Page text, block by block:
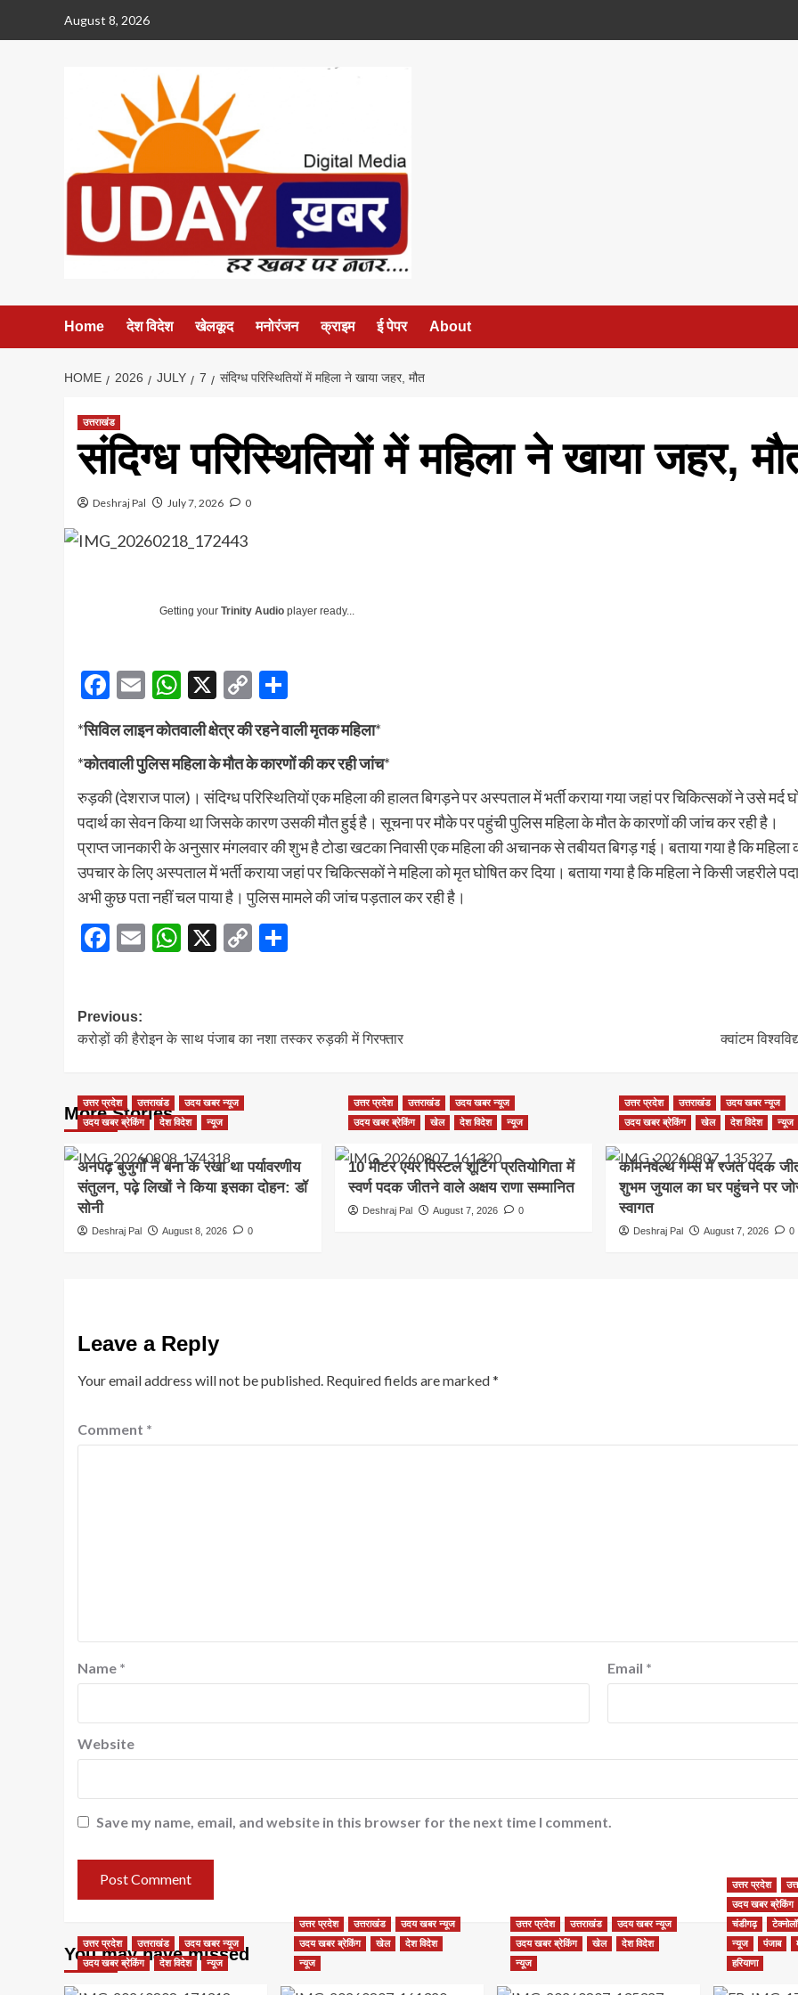
August 8, 2026
Home देश विदेश खेलकूद मनोरंजन क्राइम ई पेपर About
HOME 2026 JULY 7 संदिग्ध परिस्थितियों में महिला ने खाया जहर, मौत
उत्तराखंड
संदिग्ध परिस्थितियों में महिला ने खाया जहर,
Deshraj Pal July 7, 2026 0
Getting your Trinity Audio player ready...
Facebook
EmailWhatsApp
X
Copy
Link
*सिविल लाइन कोतवाली क्षेत्र की रहने वाली मृतक महिला*
*कोतवाली पुलिस महिला के मौत के कारणों की कर रही जांच*
रुड़की (देशराज पाल)। संदिग्ध परिस्थितियों एक महिला की हालत बिगड़ने पर अस्पताल में भर्ती कराया गया जहां पर चिकित्सकों ने उसे मर्द
पदार्थ का सेवन किया था जिसके कारण उसकी मौत हुई है। सूचना पर मौके पर पहुंची पुलिस महिला के मौत के कारणों की जांच कर रही है।
प्राप्त जानकारी के अनुसार मंगलवार की शुभ है टोडा खटका निवासी एक महिला की अचानक से तबीयत बिगड़ गई। बताया गया है कि
उपचार के लिए अस्पताल में भर्ती कराया जहां पर चिकित्सकों ने महिला को मृत घोषित कर दिया। बताया गया है कि महिला ने किसी जहरीले
अभी कुछ पता नहीं चल पाया है। पुलिस मामले की जांच पड़ताल कर रही है।
Facebook
EmailWhatsApp
X
Copy
Post
navigation
Previous:
करोड़ों की हैरोइन के साथ पंजाब का नशा तस्कर रुड़की में गिरफ्तार
क्वांटम
More Stories
उत्तर प्रदेश उत्तराखंड
उदय खबर न्यूज
उदय खबर ब्रेकिंग
देश विदेश न्यूज
अनपढ़ बुजुर्गों ने बना के रखा था पर्यावरणीय
संतुलन, पढ़े लिखों ने किया इसका दोहन: डॉ
सोनी
Deshraj Pal August 8, 2026 0
उत्तर प्रदेश उत्तराखंड
उदय खबर न्यूज
उदय खबर ब्रेकिंग
खेल देश विदेश न्यूज
10 मीटर एयर पिस्टल शूटिंग प्रतियोगिता में
स्वर्ण पदक जीतने वाले अक्षय राणा सम्मानित
Deshraj Pal August 7, 2026 0
उत्तर प्रदेश उत्तराखंड
उदय खबर न्यूज
उदय खबर ब्रेकिंग
खेल देश विदेश न्यूज
कॉमनवेल्थ गेम्स में रजत पदक
शुभम जुयाल का घर पहुंचने पर
स्वागत
Deshraj Pal August 7, 2026 0
Leave a Reply
Your email address will not be published. Required fields are marked*
Comment *
Name * Email *
Website
Save my name, email, and website in this browser for the next time I comment.
You may have missed
उत्तर प्रदेश उत्तराखंड
उदय खबर न्यूज
उदय खबर ब्रेकिंग
देश विदेश न्यूज
उत्तर प्रदेश उत्तराखंड
उदय खबर न्यूज
उदय खबर ब्रेकिंग
खेल
देश विदेश
न्यूज
उत्तर प्रदेश उत्तराखंड
उदय खबर न्यूज
उदय खबर ब्रेकिंग
खेल
देश विदेश
न्यूज
उत्तर प्रदेश
उदय खबर ब्रेकिंग
चंडीगढ़
न्यूज
पंजाब
हरियाणा